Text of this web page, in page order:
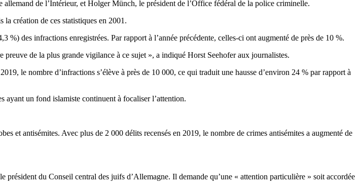
de l’Intérieur, et Holger Münch, le président de l’Office fédéral de la police criminelle.
création de ces statistiques en 2001.
des infractions enregistrées. Par rapport à l’année précédente, celles-ci ont augmenté de près de 10 %.
de la plus grande vigilance à ce sujet », a indiqué Horst Seehofer aux journalistes.
le nombre d’infractions s’élève à près de 10 000, ce qui traduit une hausse d’environ 24 % par rapport à
ayant un fond islamiste continuent à focaliser l’attention.
et antisémites. Avec plus de 2 000 délits recensés en 2019, le nombre de crimes antisémites a augmenté de
du Conseil central des juifs d’Allemagne. Il demande qu’une « attention particulière » soit accordée